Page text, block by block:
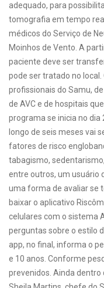
adequado, para
tomografia em tempo
médicos do Serviço de
Moinhos de Vento. A
paciente deve ser
pode ser tratado no
profissionais do Samu,
de AVC e de hospitais
programa se inicia no dia
longo de seis meses vai
fatores de risco
tabagismo,
entre outros, um usuário
uma forma de avaliar se
baixar o aplicativo
celulares com o sistema
perguntas sobre o estilo
app, no final, informa o
e 10 anos. Conforme
prevenidos. Ainda dentro